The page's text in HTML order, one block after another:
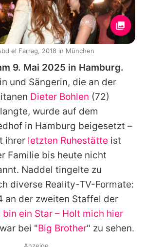
9. Mai 2025 in Hamburg.
und Sängerin, die an der
Dieter Bohlen (72)
wurde auf dem
in Hamburg beigesetzt –
ihrer letzten Ruhestätte ist
Familie bis heute nicht
Naddel tingelte zu
diverse Reality-TV-Formate:
an der zweiten Staffel der
bin ein Star – Holt mich hier
bei "Big Brother" zu sehen.
el Farrag, 2018 in München
Anzeige